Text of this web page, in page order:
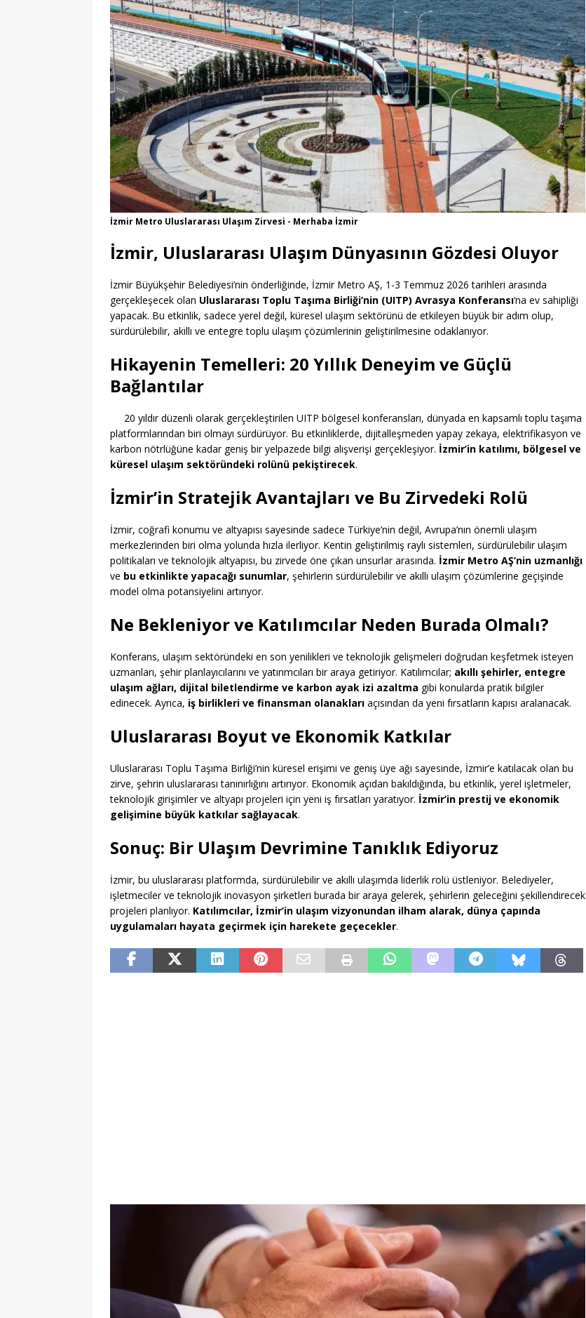
İzmir Metro Uluslararası Ulaşım Zirvesi - Merhaba İzmir
İzmir, Uluslararası Ulaşım Dünyasının Gözdesi Oluyor
İzmir Büyükşehir Belediyesi’nin önderliğinde, İzmir Metro AŞ, 1-3 Temmuz 2026 tarihleri arasında
gerçekleşecek olan Uluslararası Toplu Taşıma Birliği’nin (UITP) Avrasya Konferansı‘na ev sahipliği
yapacak. Bu etkinlik, sadece yerel değil, küresel ulaşım sektörünü de etkileyen büyük bir adım olup,
sürdürülebilir, akıllı ve entegre toplu ulaşım çözümlerinin geliştirilmesine odaklanıyor.
Hikayenin Temelleri: 20 Yıllık Deneyim ve Güçlü
Bağlantılar
20 yıldır düzenli olarak gerçekleştirilen UITP bölgesel konferansları, dünyada en kapsamlı toplu taşıma
platformlarından biri olmayı sürdürüyor. Bu etkinliklerde, dijitalleşmeden yapay zekaya, elektrifikasyon ve
karbon nötrlüğüne kadar geniş bir yelpazede bilgi alışverişi gerçekleşiyor. İzmir’in katılımı, bölgesel ve
küresel ulaşım sektöründeki rolünü pekiştirecek.
İzmir’in Stratejik Avantajları ve Bu Zirvedeki Rolü
İzmir, coğrafi konumu ve altyapısı sayesinde sadece Türkiye’nin değil, Avrupa’nın önemli ulaşım
merkezlerinden biri olma yolunda hızla ilerliyor. Kentin geliştirilmiş raylı sistemleri, sürdürülebilir ulaşım
politikaları ve teknolojik altyapısı, bu zirvede öne çıkan unsurlar arasında. İzmir Metro AŞ’nin uzmanlığı
ve bu etkinlikte yapacağı sunumlar, şehirlerin sürdürülebilir ve akıllı ulaşım çözümlerine geçişinde
model olma potansiyelini artırıyor.
Ne Bekleniyor ve Katılımcılar Neden Burada Olmalı?
Konferans, ulaşım sektöründeki en son yenilikleri ve teknolojik gelişmeleri doğrudan keşfetmek isteyen
uzmanları, şehir planlayıcılarını ve yatırımcıları bir araya getiriyor. Katılımcılar; akıllı şehirler, entegre
ulaşım ağları, dijital biletlendirme ve karbon ayak izi azaltma gibi konularda pratik bilgiler
edinecek. Ayrıca, iş birlikleri ve finansman olanakları açısından da yeni fırsatların kapısı aralanacak.
Uluslararası Boyut ve Ekonomik Katkılar
Uluslararası Toplu Taşıma Birliği’nin küresel erişimi ve geniş üye ağı sayesinde, İzmir’e katılacak olan bu
zirve, şehrin uluslararası tanınırlığını artırıyor. Ekonomik açıdan bakıldığında, bu etkinlik, yerel işletmeler,
teknolojik girişimler ve altyapı projeleri için yeni iş fırsatları yaratıyor. İzmir’in prestij ve ekonomik
gelişimine büyük katkılar sağlayacak.
Sonuç: Bir Ulaşım Devrimine Tanıklık Ediyoruz
İzmir, bu uluslararası platformda, sürdürülebilir ve akıllı ulaşımda liderlik rolü üstleniyor. Belediyeler,
işletmeciler ve teknolojik inovasyon şirketleri burada bir araya gelerek, şehirlerin geleceğini şekillendirecek
projeleri planlıyor. Katılımcılar, İzmir’in ulaşım vizyonundan ilham alarak, dünya çapında
uygulamaları hayata geçirmek için harekete geçecekler.